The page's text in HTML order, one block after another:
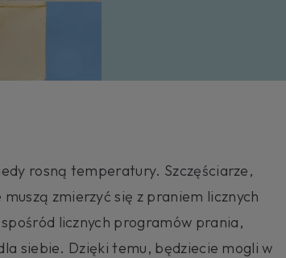
rosną temperatury. Szczęściarze,
zmierzyć się z praniem licznych
licznych programów prania,
siebie. Dzięki temu, będziecie mogli w